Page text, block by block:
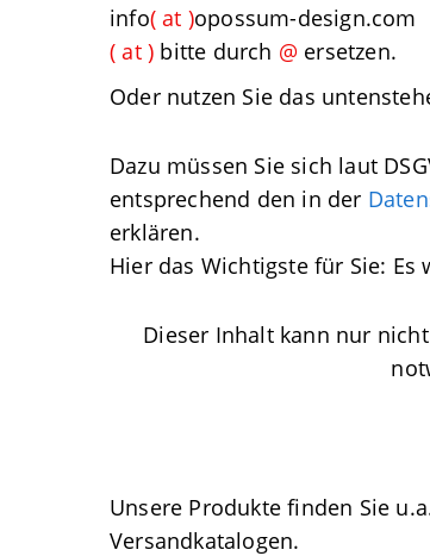
info( at )opossum-design.com
( at ) bitte durch @ ersetzen.
Oder nutzen Sie das
Dazu müssen Sie sich laut
entsprechend den in der
erklären.
Hier das Wichtigste für Sie:
Dieser Inhalt kann nur
Unsere Produkte finden Sie
Versandkatalogen.